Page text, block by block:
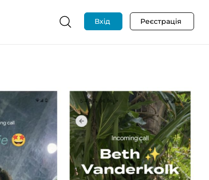
Вхід Реєстрація